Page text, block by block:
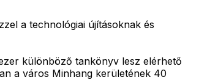
a technológiai újításoknak és
különböző tankönyv lesz elérhető
a város Minhang kerületének 40